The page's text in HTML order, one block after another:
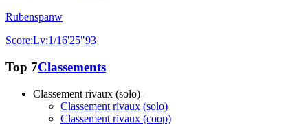
Rubenspanw
Score:Lv:1/16'25"93
Top 7Classements
Classement rivaux (solo)
Classement rivaux (solo)
Classement rivaux (coop)